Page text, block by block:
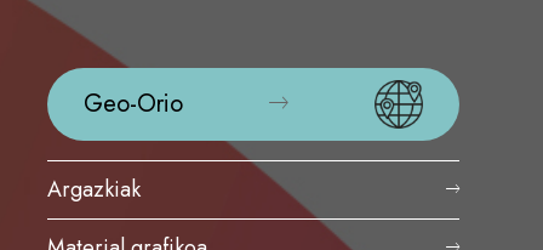
Geo-Orio
Argazkiak